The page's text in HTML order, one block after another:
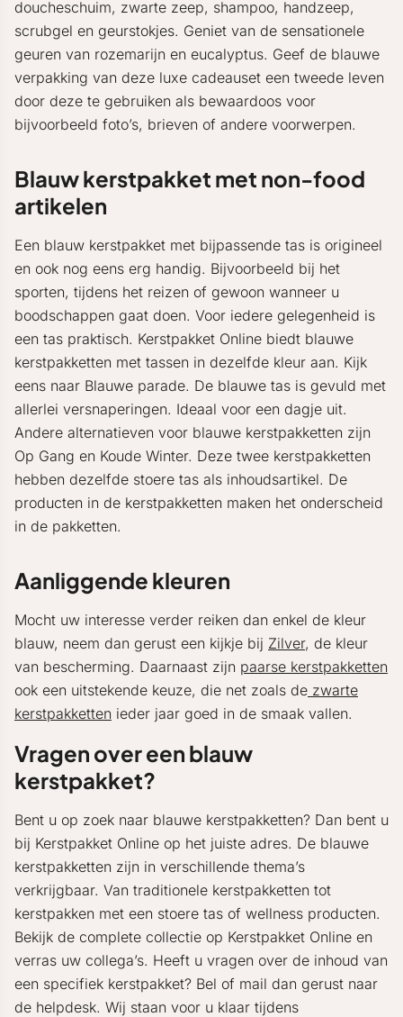
doucheschuim, zwarte zeep, shampoo, handzeep,
scrubgel en geurstokjes. Geniet van de sensationele
geuren van rozemarijn en eucalyptus. Geef de blauwe
verpakking van deze luxe cadeauset een tweede leven
door deze te gebruiken als bewaardoos voor
bijvoorbeeld foto’s, brieven of andere voorwerpen.
Blauw kerstpakket met non-food
artikelen
Een blauw kerstpakket met bijpassende tas is origineel
en ook nog eens erg handig. Bijvoorbeeld bij het
sporten, tijdens het reizen of gewoon wanneer u
boodschappen gaat doen. Voor iedere gelegenheid is
een tas praktisch. Kerstpakket Online biedt blauwe
kerstpakketten met tassen in dezelfde kleur aan. Kijk
eens naar Blauwe parade. De blauwe tas is gevuld met
allerlei versnaperingen. Ideaal voor een dagje uit.
Andere alternatieven voor blauwe kerstpakketten zijn
Op Gang en Koude Winter. Deze twee kerstpakketten
hebben dezelfde stoere tas als inhoudsartikel. De
producten in de kerstpakketten maken het onderscheid
in de pakketten.
Aanliggende kleuren
Mocht uw interesse verder reiken dan enkel de kleur
blauw, neem dan gerust een kijkje bij Zilver, de kleur
van bescherming. Daarnaast zijn paarse kerstpakketten
ook een uitstekende keuze, die net zoals de zwarte
kerstpakketten ieder jaar goed in de smaak vallen.
Vragen over een blauw
kerstpakket?
Bent u op zoek naar blauwe kerstpakketten? Dan bent u
bij Kerstpakket Online op het juiste adres. De blauwe
kerstpakketten zijn in verschillende thema’s
verkrijgbaar. Van traditionele kerstpakketten tot
kerstpakken met een stoere tas of wellness producten.
Bekijk de complete collectie op Kerstpakket Online en
verras uw collega’s. Heeft u vragen over de inhoud van
een specifiek kerstpakket? Bel of mail dan gerust naar
de helpdesk. Wij staan voor u klaar tijdens